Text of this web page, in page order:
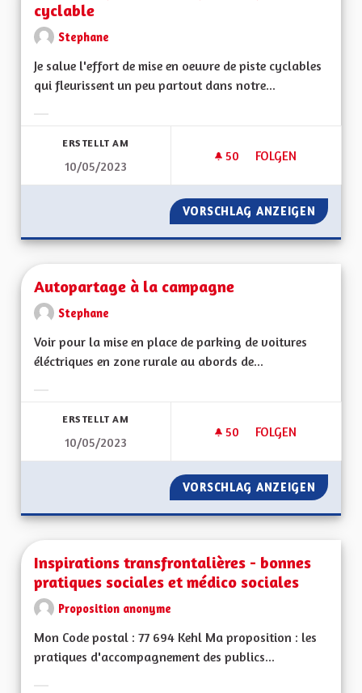
cyclable
Stephane
Je salue l'effort de mise en oeuvre de piste cyclables
qui fleurissent un peu partout dans notre...
ERSTELLT AM
10/05/2023
50 50 FOLLOWER
FOLGEN
PANNEAUX
VORSCHLAG ANZEIGEN
Autopartage à la campagne
Stephane
Voir pour la mise en place de parking de voitures
éléctriques en zone rurale au abords de...
ERSTELLT AM
10/05/2023
50 50 FOLLOWER
FOLGEN
AUTOPARTAGE À
VORSCHLAG ANZEIGEN
Inspirations transfrontalières - bonnes
pratiques sociales et médico sociales
Proposition anonyme
Mon Code postal : 77 694 Kehl Ma proposition : les
pratiques d'accompagnement des publics...